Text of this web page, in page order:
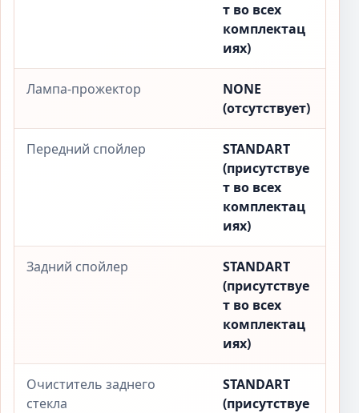
т во всех
комплектац
иях)
Лампа-прожектор
NONE
(отсутствует)
Передний спойлер
STANDART
(присутствуе
т во всех
комплектац
иях)
Задний спойлер
STANDART
(присутствуе
т во всех
комплектац
иях)
Очиститель заднего
стекла
STANDART
(присутствуе